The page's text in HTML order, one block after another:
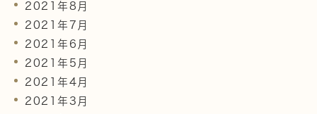
2021年8月
2021年7月
2021年6月
2021年5月
2021年4月
2021年3月